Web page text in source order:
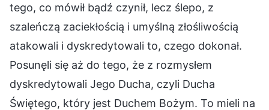
tego, co mówił bądź czynił, lecz ślepo, z
szaleńczą zaciekłością i umyślną złośliwością
atakowali i dyskredytowali to, czego dokonał.
Posunęli się aż do tego, że z rozmysłem
dyskredytowali Jego Ducha, czyli Ducha
Świętego, który jest Duchem Bożym. To mieli na